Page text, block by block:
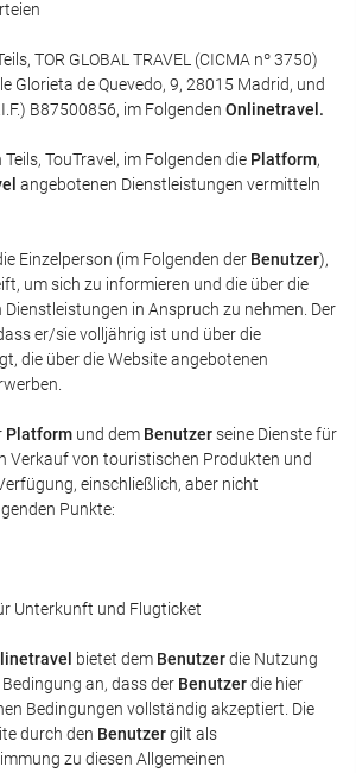
TOR GLOBAL TRAVEL (CICMA nº 3750)
Glorieta de Quevedo, 9, 28015 Madrid, und
B87500856, im Folgenden Onlinetravel .
TouTravel, im Folgenden die Platform,
angebotenen Dienstleistungen vermitteln
Einzelperson (im Folgenden der Benutzer),
um sich zu informieren und die über die
in Anspruch zu nehmen. Der
er/sie volljährig ist und über die
die über die Website angebotenen
Platform und dem Benutzerseine Dienste für
Verkauf von touristischen Produkten und
einschließlich, aber nicht
Punkte:
Unterkunft und Flugticket
bietet dem Benutzerdie Nutzung
an, dass der Benutzerdie hier
Bedingungen vollständig akzeptiert. Die
durch den Benutzergilt als
zu diesen Allgemeinen